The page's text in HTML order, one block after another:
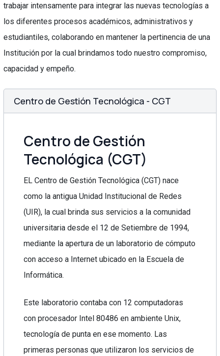
trabajar intensamente para integrar las nuevas tecnologías a
los diferentes procesos académicos, administrativos y
estudiantiles, colaborando en mantener la pertinencia de una
Institución por la cual brindamos todo nuestro compromiso,
capacidad y empeño.
Centro de Gestión Tecnológica - CGT
Centro de Gestión
Tecnológica (CGT)
EL Centro de Gestión Tecnológica (CGT) nace
como la antigua Unidad Institucional de Redes
(UIR), la cual brinda sus servicios a la comunidad
universitaria desde el 12 de Setiembre de 1994,
mediante la apertura de un laboratorio de cómputo
con acceso a Internet ubicado en la Escuela de
Informática.
Este laboratorio contaba con 12 computadoras
con procesador Intel 80486 en ambiente Unix,
tecnología de punta en ese momento. Las
primeras personas que utilizaron los servicios de